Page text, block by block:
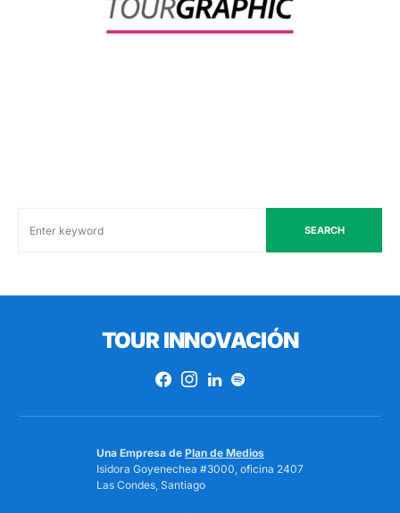
SEARCH
TOUR INNOVACIÓN
Una Empresa de Plan de Medios
Isidora Goyenechea #3000, oficina 2407
Las Condes, Santiago